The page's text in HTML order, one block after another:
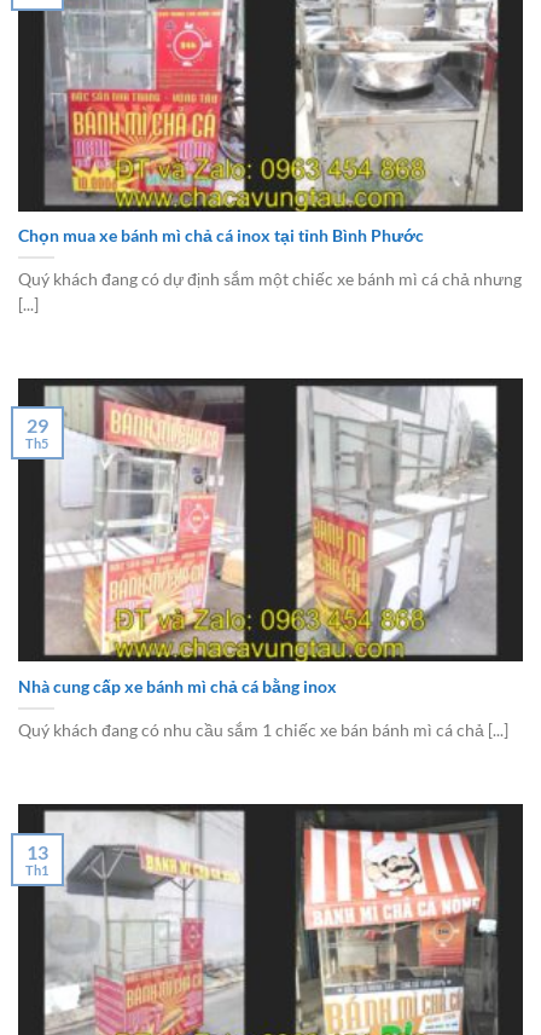
Chọn mua xe bánh mì chả cá inox tại tỉnh Bình Phước
Quý khách đang có dự định sắm một chiếc xe bánh mì cá chả nhưng
[...]
Nhà cung cấp xe bánh mì chả cá bằng inox
Quý khách đang có nhu cầu sắm 1 chiếc xe bán bánh mì cá chả [...]
29
Th5
13
Th1